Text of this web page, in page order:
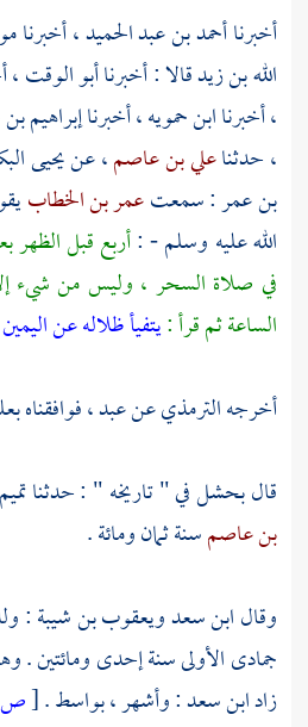
أخبرناأحمد بن عبد الحميد، أخبرنا
الله بن زيدقالا : أخبرناأبو الوقت،
، أخبرناابن حمويه، أخبرناإبراهيم
، حدثناعلي بن عاصم، عنيحيى
بن عمر: سمعتعمر بن الخطاب
الله عليه وسلم - :أربع قبل الظهر
في صلاة السحر ، وليس من شيء
الساعة ثم قرأ :يتفيأ ظلاله عن
أخرجهالترمذيعنعبد، فوافقناه
قالبحشلفي " تاريخه " : حدثنا
بن عاصمسنة ثمان ومائة .
وقالابن سعدويعقوب بن شيبة:
جمادى الأولى سنة إحدى ومائتين .
زادابن سعد: وأشهر ،بواسط.
[